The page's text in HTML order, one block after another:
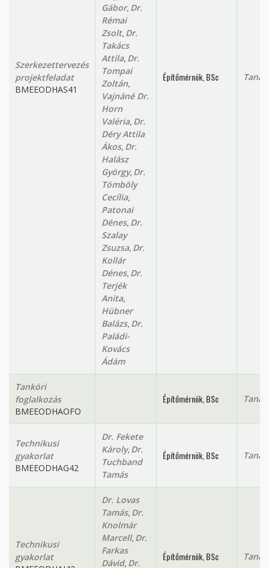
Szerkezettervezés
projektfeladat
BMEEODHAS41
Gábor, Dr.
Rémai
Zsolt, Dr.
Takács
Attila, Dr.
Tompai
Zoltán
Vajnáné Dr.
Horn
Valéria, Dr.
Déry Attila
Ákos, Dr.
Halász
György, Dr.
Tömböly
Cecília,
Patonai
Dénes, Dr.
Szalay
Zsuzsa, Dr.
Kollár
Dénes, Dr.
Terjék
Anita,
Hübner
Balázs, Dr.
Paládi-
Kovács
Ádám
Építőmérnök, BSc
Tanköri
foglalkozás
BMEEODHAOFO
Építőmérnök, BSc
Technikusi
gyakorlat
BMEEODHAG42
Dr. Fekete
Károly, Dr.
Tuchband
Tamás
Építőmérnök, BSc
Technikusi
gyakorlat
Dr. Lovas
Tamás, Dr.
Knolmár
Marcell, Dr.
Farkas
Dávid, Dr.
Építőmérnök, BSc